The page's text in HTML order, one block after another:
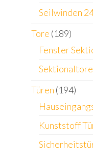
Seilwinden
Tore (189)
Fenster
Sektionaltore
Türen (194)
Kunststoff